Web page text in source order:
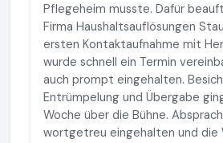
Pflegeheim musste. Dafür
Firma Haushaltsauflösungen
ersten Kontaktaufnahme mit
wurde schnell ein Termin
auch prompt eingehalten.
Entrümpelung und Übergabe
Woche über die Bühne.
wortgetreu eingehalten und die